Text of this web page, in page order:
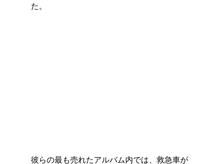
た。
彼らの最も売れたアルバム内では、救急車が